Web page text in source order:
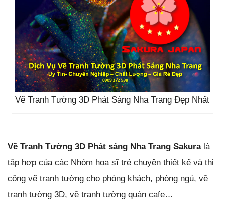
Vẽ Tranh Tường 3D Phát Sáng Nha Trang Đẹp Nhất
Vẽ Tranh Tường 3D Phát sáng Nha Trang Sakura là
tập hợp của các Nhóm họa sĩ trẻ chuyên thiết kế và thi
công vẽ tranh tường cho phòng khách, phòng ngủ, vẽ
tranh tường 3D, vẽ tranh tường quán cafe…